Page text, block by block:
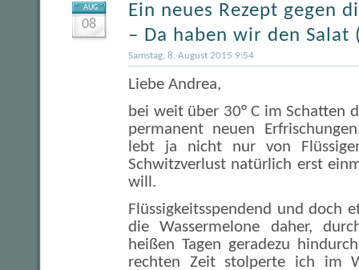
AUG
08
Ein neues Rezept gegen
– Da haben wir den Salat
Samstag, 8. August 2015 9:54
Liebe Andrea,
bei weit über 30° C im Schatten
permanent neuen
lebt ja nicht nur von
Schwitzverlust natürlich erst
will.
Flüssigkeitsspendend und doch
die Wassermelone daher,
heißen Tagen geradezu
rechten Zeit stolperte ich im